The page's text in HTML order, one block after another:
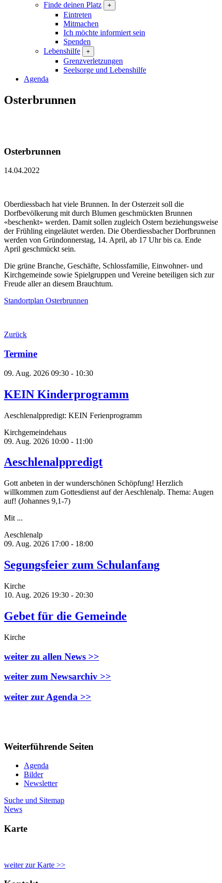
Finde deinen Platz
+
Eintreten
Mitmachen
Ich möchte informiert sein
Spenden
Lebenshilfe
+
Grenzverletzungen
Seelsorge und Lebenshilfe
Agenda
Osterbrunnen
Osterbrunnen
14.04.2022
Oberdiessbach hat viele Brunnen. In der Osterzeit soll die
Dorfbevölkerung mit durch Blumen geschmückten Brunnen
«beschenkt» werden. Damit sollen zugleich Ostern beziehungsweise
der Frühling eingeläutet werden. Die Oberdiessbacher Dorfbrunnen
werden von Gründonnerstag, 14. April, ab 17 Uhr bis ca. Ende
April geschmückt sein.
Die grüne Branche, Geschäfte, Schlossfamilie, Einwohner- und
Kirchgemeinde sowie Spielgruppen und Vereine beteiligen sich zur
Freude aller an diesem Brauchtum.
Standortplan Osterbrunnen
Zurück
Termine
09. Aug. 2026 09:30 - 10:30
KEIN Kinderprogramm
Aeschlenalppredigt: KEIN Ferienprogramm
Kirchgemeindehaus
09. Aug. 2026 10:00 - 11:00
Aeschlenalppredigt
Gott anbeten in der wunderschönen Schöpfung! Herzlich
willkommen zum Gottesdienst auf der Aeschlenalp. Thema: Augen
auf! (Johannes 9,1-7)
Mit ...
Aeschlenalp
09. Aug. 2026 17:00 - 18:00
Segungsfeier zum Schulanfang
Kirche
10. Aug. 2026 19:30 - 20:30
Gebet für die Gemeinde
Kirche
weiter zu allen News >>
weiter zum Newsarchiv >>
weiter zur Agenda >>
Weiterführende Seiten
Agenda
Bilder
Newsletter
Suche und Sitemap
News
Karte
weiter zur Karte >>